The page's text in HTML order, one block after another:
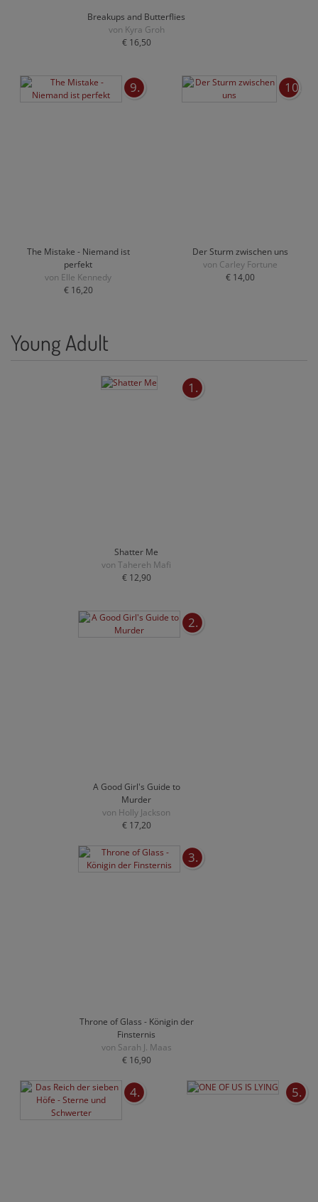
Breakups and Butterflies
von Kyra Groh
€ 16,50
9.
The Mistake - Niemand ist
perfekt
von Elle Kennedy
€ 16,20
10.
Der Sturm zwischen uns
von Carley Fortune
€ 14,00
Young Adult
1.
Shatter Me
von Tahereh Mafi
€ 12,90
2.
A Good Girl's Guide to
Murder
von Holly Jackson
€ 17,20
3.
Throne of Glass - Königin der
Finsternis
von Sarah J. Maas
€ 16,90
4. 5.